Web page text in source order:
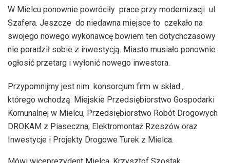
W Mielcu ponownie powróciły prace przy modernizacji ul.
Szafera. Jeszcze do niedawna miejsce to czekało na
swojego nowego wykonawcę bowiem ten dotychczasowy
nie poradził sobie z inwestycją. Miasto musiało ponownie
ogłosić przetarg i wyłonić nowego inwestora.
Przypomnijmy jest nim konsorcjum firm w skład ,
którego wchodzą: Miejskie Przedsiębiorstwo Gospodarki
Komunalnej w Mielcu, Przedsiębiorstwo Robót Drogowych
DROKAM z Piaseczna, Elektromontaż Rzeszów oraz
Inwestycje i Projekty Drogowe Turek z Mielca.